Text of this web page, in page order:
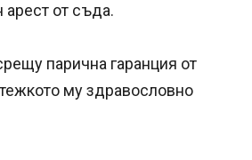
арест от съда.
парична гаранция от
му здравословно